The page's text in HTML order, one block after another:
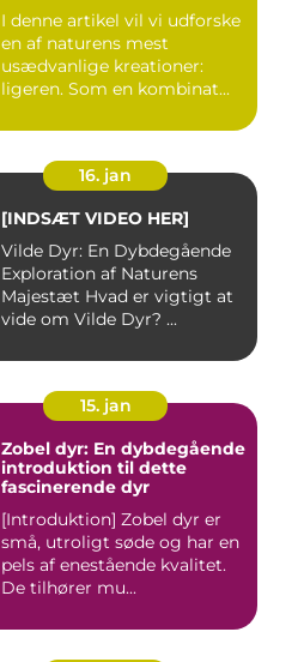
I denne artikel vil vi udforske
en af naturens mest
usædvanlige kreationer:
ligeren. Som en kombinat...
16. jan
[INDSÆT VIDEO HER]
Vilde Dyr: En Dybdegående
Exploration af Naturens
Majestæt Hvad er vigtigt at
vide om Vilde Dyr? ...
15. jan
Zobel dyr: En dybdegående
introduktion til dette
fascinerende dyr
[Introduktion] Zobel dyr er
små, utroligt søde og har en
pels af enestående kvalitet.
De tilhører mu...